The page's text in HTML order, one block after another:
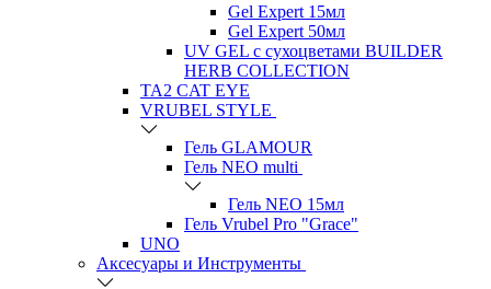
Gel Expert 15мл
Gel Expert 50мл
UV GEL с сухоцветами BUILDER
HERB COLLECTION
TA2 CAT EYE
VRUBEL STYLE
Гель GLAMOUR
Гель NEO multi
Гель NEO 15мл
Гель Vrubel Pro "Grace"
UNO
Аксесуары и Инструменты